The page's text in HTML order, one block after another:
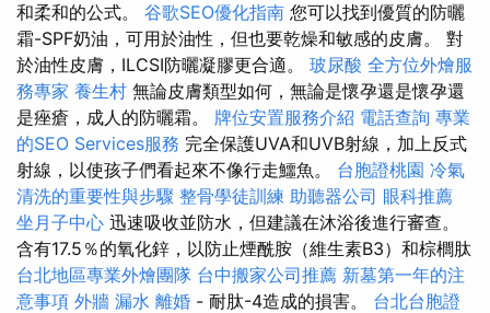
和柔和的公式。 谷歌SEO優化指南 您可以找到優質的防曬
霜-SPF奶油，可用於油性，但也要乾燥和敏感的皮膚。 對
於油性皮膚，ILCSI防曬凝膠更合適。 玻尿酸 全方位外燴服
務專家 養生村 無論皮膚類型如何，無論是懷孕還是懷孕還
是痤瘡，成人的防曬霜。 牌位安置服務介紹 電話查詢 專業
的SEO Services服務 完全保護UVA和UVB射線，加上反式
射線，以使孩子們看起來不像行走鱷魚。 台胞證桃園 冷氣
清洗的重要性與步驟 整骨學徒訓練 助聽器公司 眼科推薦
坐月子中心 迅速吸收並防水，但建議在沐浴後進行審查。
含有17.5％的氧化鋅，以防止煙酰胺（維生素B3）和棕櫚肽
台北地區專業外燴團隊 台中搬家公司推薦 新墓第一年的注
意事項 外牆 漏水 離婚 - 耐肽-4造成的損害。 台北台胞證